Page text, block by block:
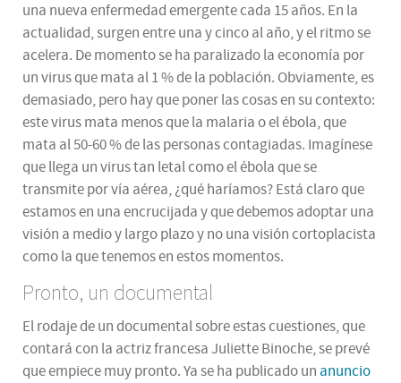
una nueva enfermedad emergente cada 15 años. En la
actualidad, surgen entre una y cinco al año, y el ritmo se
acelera. De momento se ha paralizado la economía por
un virus que mata al 1 % de la población. Obviamente, es
demasiado, pero hay que poner las cosas en su contexto:
este virus mata menos que la malaria o el ébola, que
mata al 50-60 % de las personas contagiadas. Imagínese
que llega un virus tan letal como el ébola que se
transmite por vía aérea, ¿qué haríamos? Está claro que
estamos en una encrucijada y que debemos adoptar una
visión a medio y largo plazo y no una visión cortoplacista
como la que tenemos en estos momentos.
Pronto, un documental
El rodaje de un documental sobre estas cuestiones, que
contará con la actriz francesa Juliette Binoche, se prevé
que empiece muy pronto. Ya se ha publicado un anuncio